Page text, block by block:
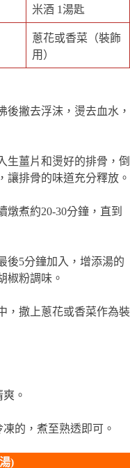
米酒 1湯匙
蔥花或香菜（裝飾
用）
後撇去浮沫，燙去血水，
生薑片和燙好的排骨，倒
讓排骨的味道充分釋放。
煮約20-30分鐘，直到
後5分鐘加入，增添湯的
椒粉調味。
，撒上蔥花或香菜作為裝
。
的，煮至熟透即可。
)